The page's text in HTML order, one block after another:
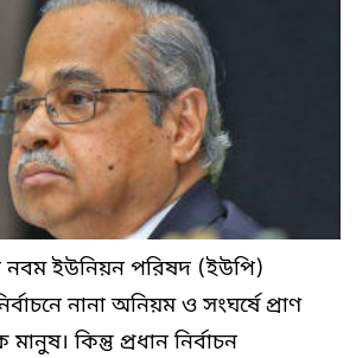
নবম ইউনিয়ন পরিষদ (ইউপি)
নানা অনিয়ম ও সংঘর্ষে প্রাণ
কিন্তু প্রধান নির্বাচন